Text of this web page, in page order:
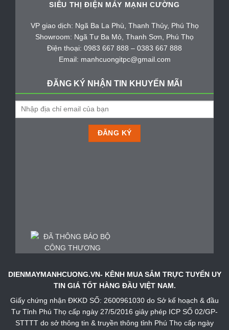
SIÊU THỊ ĐIỆN MÁY MẠNH CƯỜNG
VP giao dịch: Ngã Ba La Phù, Thanh Thủy, Phú Thọ
Showroom: Ngã Tư Ba Mỏ, Thanh Sơn, Phú Thọ
Điện thoại: 0983 667 888 – 0383 667 888
Email: manhcuongitpc@gmail.com
ĐĂNG KÝ NHẬN TIN KHUYẾN MÃI
DIENMAYMANHCUONG.VN- KÊNH MUA SẮM TRỰC TUYẾN UY
TIN GIÁ TỐT HÀNG ĐẦU VIỆT NAM.
Giấy chứng nhận ĐKKD SỐ: 2600961030 do Sở kế hoạch & đầu
Tư Tỉnh Phú Thọ cấp ngày 27/5/2016 giây phép ICP SỐ 02/GP-
STTTT do sở thông tin & truyền thông tỉnh Phú Thọ cấp ngày